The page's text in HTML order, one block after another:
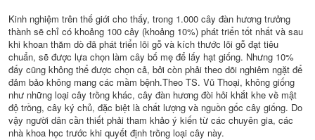
Kinh nghiệm trên thế giới cho thấy, trong 1.000 cây đàn hương trưởng
thành sẽ chỉ có khoảng 100 cây (khoảng 10%) phát triển tốt nhất và sau
khi khoan thăm dò đã phát triển lõi gỗ và kích thước lõi gỗ đạt tiêu
chuẩn, sẽ được lựa chọn làm cây bố mẹ để lấy hạt giống. Nhưng 10%
đấy cũng không thể được chọn cả, bởi còn phải theo dõi nghiêm ngặt để
đảm bảo không mang các mầm bệnh.Theo TS. Vũ Thoại, không giống
như những loại cây trồng khác, cây đàn hương đòi hỏi khắt khe về mật
độ trồng, cây ký chủ, đặc biệt là chất lượng và nguồn gốc cây giống. Do
vậy người dân cần thiết phải tham khảo ý kiến từ các chuyên gia, các
nhà khoa học trước khi quyết định trồng loại cây này.